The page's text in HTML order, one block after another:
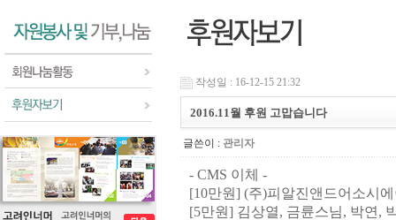
작성일 : 16-12-15 21:32
2016.11월 후원 고맙습니다
글쓴이 : 관리자
- CMS 이체 -
[10만원] (주)피알진앤드어소시
[5만원] 김상열, 금륜스님, 박연,